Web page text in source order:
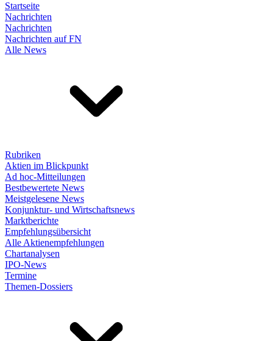
Startseite
Nachrichten
Nachrichten
Nachrichten auf FN
Alle News
Rubriken
Aktien im Blickpunkt
Ad hoc-Mitteilungen
Bestbewertete News
Meistgelesene News
Konjunktur- und Wirtschaftsnews
Marktberichte
Empfehlungsübersicht
Alle Aktienempfehlungen
Chartanalysen
IPO-News
Termine
Themen-Dossiers